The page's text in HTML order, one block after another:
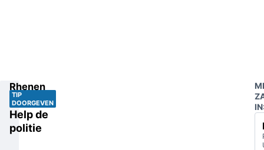
TIP
DOORGEVEN
Help de
politie
Rhenen